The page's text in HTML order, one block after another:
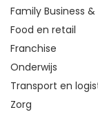
Family Business
Food en retail
Franchise
Onderwijs
Transport en
Zorg